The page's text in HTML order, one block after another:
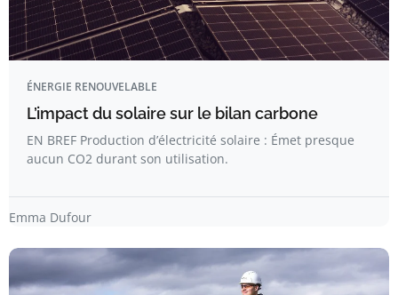
ÉNERGIE RENOUVELABLE
L’impact du solaire sur le bilan carbone
EN BREF Production d’électricité solaire : Émet presque
aucun CO2 durant son utilisation.
Emma Dufour